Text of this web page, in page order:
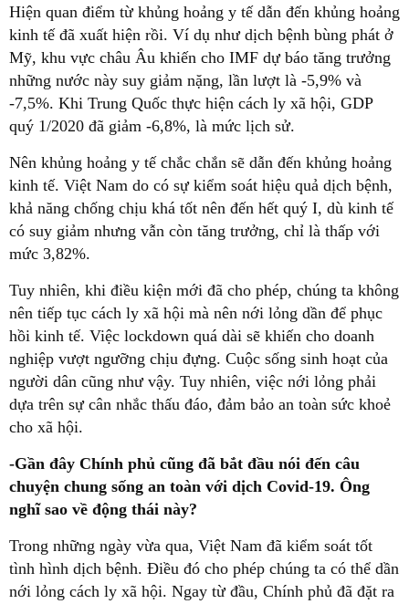
Hiện quan điểm từ khủng hoảng y tế dẫn đến khủng hoảng
kinh tế đã xuất hiện rồi. Ví dụ như dịch bệnh bùng phát ở
Mỹ, khu vực châu Âu khiến cho IMF dự báo tăng trưởng
những nước này suy giảm nặng, lần lượt là -5,9% và
-7,5%. Khi Trung Quốc thực hiện cách ly xã hội, GDP
quý 1/2020 đã giảm -6,8%, là mức lịch sử.
Nên khủng hoảng y tế chắc chắn sẽ dẫn đến khủng hoảng
kinh tế. Việt Nam do có sự kiểm soát hiệu quả dịch bệnh,
khả năng chống chịu khá tốt nên đến hết quý I, dù kinh tế
có suy giảm nhưng vẫn còn tăng trưởng, chỉ là thấp với
mức 3,82%.
Tuy nhiên, khi điều kiện mới đã cho phép, chúng ta không
nên tiếp tục cách ly xã hội mà nên nới lỏng dần để phục
hồi kinh tế. Việc lockdown quá dài sẽ khiến cho doanh
nghiệp vượt ngưỡng chịu đựng. Cuộc sống sinh hoạt của
người dân cũng như vậy. Tuy nhiên, việc nới lỏng phải
dựa trên sự cân nhắc thấu đáo, đảm bảo an toàn sức khoẻ
cho xã hội.
-Gần đây Chính phủ cũng đã bắt đầu nói đến câu
chuyện chung sống an toàn với dịch Covid-19. Ông
nghĩ sao về động thái này?
Trong những ngày vừa qua, Việt Nam đã kiểm soát tốt
tình hình dịch bệnh. Điều đó cho phép chúng ta có thể dần
nới lỏng cách ly xã hội. Ngay từ đầu, Chính phủ đã đặt ra